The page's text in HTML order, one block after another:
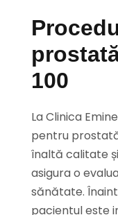
100
La Clinica
pentru
înaltă calitate
asigura o
sănătate.
pacientul este